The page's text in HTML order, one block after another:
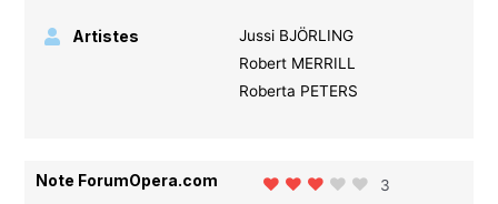
Artistes
Jussi BJÖRLING
Robert MERRILL
Roberta PETERS
Note ForumOpera.com 3